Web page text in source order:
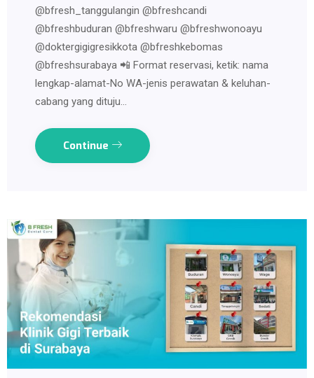
@bfresh_tanggulangin @bfreshcandi
@bfreshbuduran @bfreshwaru @bfreshwonoayu
@doktergigigresikkota @bfreshkebomas
@bfreshsurabaya 📲 Format reservasi, ketik: nama
lengkap-alamat-No WA-jenis perawatan & keluhan-
cabang yang dituju…
Continue